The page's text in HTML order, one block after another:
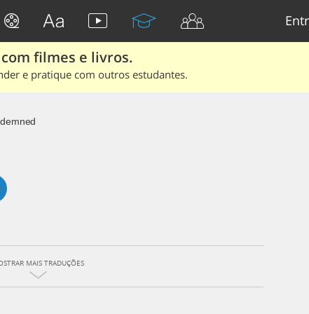
filmes e livros.
e pratique com outros estudantes.
MAIS TRADUÇÕES